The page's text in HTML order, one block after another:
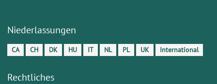
Niederlassungen
CA CH DK HU IT NL PL UK International
Rechtliches